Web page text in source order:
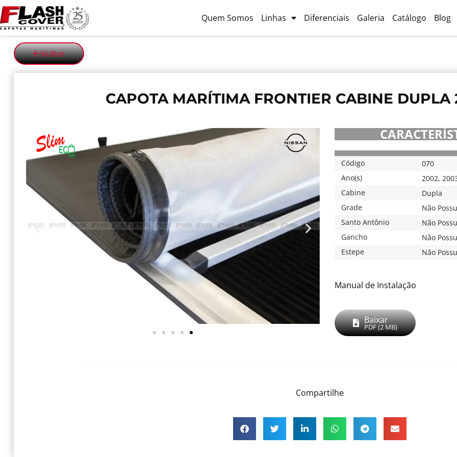
Quem Somos Linhas Diferenciais Galeria Catálogo Blog
Voltar
CAPOTA MARÍTIMA FRONTIER CABINE
Código
070
Ano(s)
2002,
Cabine
Dupla
Grade
Não
Santo Antônio
Não
Gancho
Não
Estepe
Não
Manual de Instalação
Baixar
PDF (2 MB)
Compartilhe